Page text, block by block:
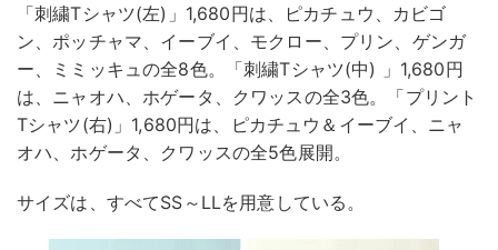
「刺繍Tシャツ(左)」1,680円は、ピカチュウ、カビゴ
ン、ポッチャマ、イーブイ、モクロー、プリン、ゲンガ
ー、ミミッキュの全8色。「刺繍Tシャツ(中) 」1,680円
は、ニャオハ、ホゲータ、クワッスの全3色。「プリント
Tシャツ(右)」1,680円は、ピカチュウ＆イーブイ、ニャ
オハ、ホゲータ、クワッスの全5色展開。
サイズは、すべてSS～LLを用意している。